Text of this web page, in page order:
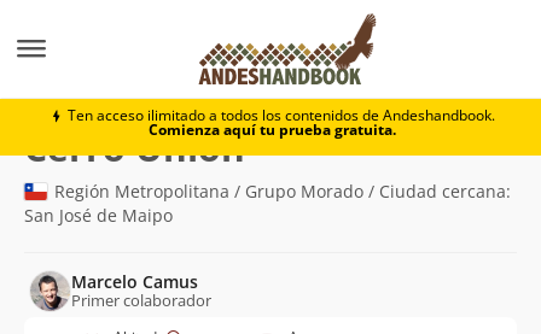
Ten acceso ilimitado a todos los contenidos de Andeshandbook.
Comienza aquí tu prueba gratuita.
Cerro Unión
Cerro Unión(3.658m)
Región Metropolitana / Grupo Morado / Ciudad cercana:
San José de Maipo
Marcelo Camus
Primer colaborador